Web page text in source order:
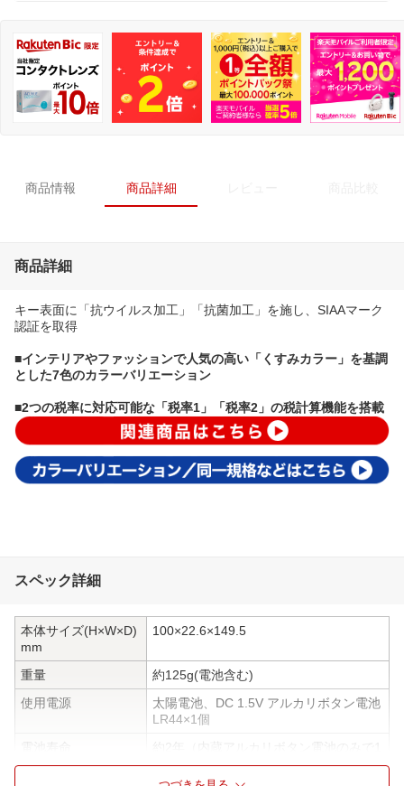
商品情報 商品詳細
商品詳細
キー表面に「抗ウイルス加工」「抗菌加工」を施し、SIAAマーク
認証を取得
■インテリアやファッションで人気の高い「くすみカラー」を基調
とした7色のカラーバリエーション
■2つの税率に対応可能な「税率1」「税率2」の税計算機能を搭載
スペック詳細
本体サイズ(H×W×D)
mm
100×22.6×149.5
重量
約125g(電池含む)
使用電源
太陽電池、DC 1.5V アルカリボタン電池
LR44×1個
電池寿命
日当たり1時間使用した場合）・使用環
境や使用方法により変動します。